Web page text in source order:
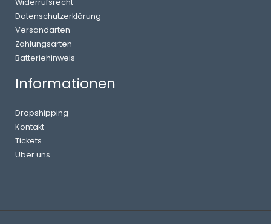
Widerrufsrecht
Datenschutzerklärung
Versandarten
Zahlungsarten
Batteriehinweis
Informationen
Dropshipping
Kontakt
Tickets
Über uns